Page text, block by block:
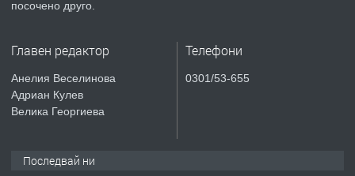
ТЪРСИ
посочено друго.
Главен редактор
Анелия Веселинова
Адриан Кулев
Велика Георгиева
Телефони
0301/53-655
Последвай ни